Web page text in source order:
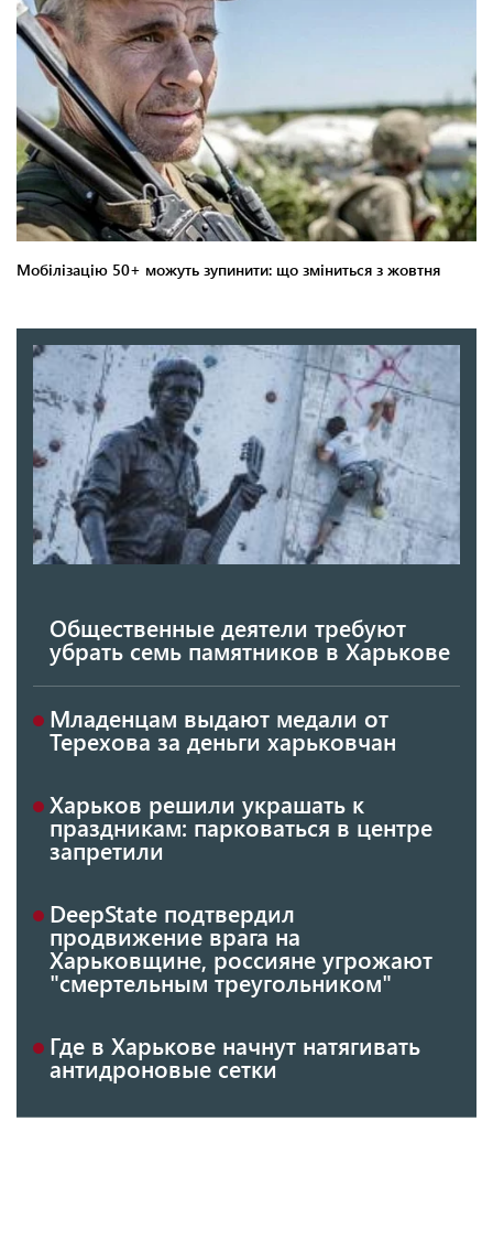
Общественные деятели требуют
убрать семь памятников в Харькове
Младенцам выдают медали от
Терехова за деньги харьковчан
Харьков решили украшать к
праздникам: парковаться в центре
запретили
DeepState подтвердил
продвижение врага на
Харьковщине, россияне угрожают
"смертельным треугольником"
Где в Харькове начнут натягивать
антидроновые сетки